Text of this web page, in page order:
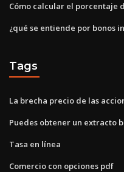
Cómo calcular el porcentaje
¿qué se entiende por bonos
Tags
La brecha precio de las
Puedes obtener un extracto
Tasa en línea
Comercio con opciones pdf